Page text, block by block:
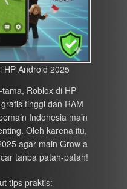
HP Android 2025
Roblox di HP
tinggi dan RAM
Indonesia main
Oleh karena itu,
agar main Grow a
tanpa patah-patah!
tips praktis: